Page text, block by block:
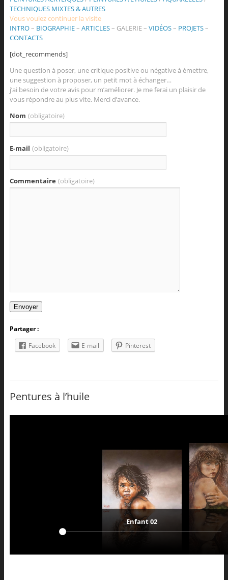
TECHNIQUES MIXTES & AUTRES
Vous voulez continuer la visite
INTRO– BIOGRAPHIE– ARTICLES– GALERIE– VIDÉOS– PROJETS–
CONTACTS
[dot_recommends]
Une question à poser, une critique positive ou négative à émettre,
une suggestion à proposer, un petit mot à échanger…
j’ai besoin de votre avis pour m’améliorer. Je me ferai un plaisir de
vous répondre au plus vite. Merci d’avance.
Nom (obligatoire)
E-mail (obligatoire)
Commentaire (obligatoire)
Envoyer
Partager :
Facebook
E-mail Pinterest
Pentures à l’huile
Enfant 02